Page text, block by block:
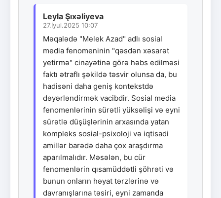
Leyla Şıxəliyeva
27.İyul.2025 10:07
Məqalədə "Melek Azad" adlı sosial
media fenomeninin "qəsdən xəsarət
yetirmə" cinayətinə görə həbs edilməsi
faktı ətraflı şəkildə təsvir olunsa da, bu
hadisəni daha geniş kontekstdə
dəyərləndirmək vacibdir. Sosial media
fenomenlərinin sürətli yüksəlişi və eyni
sürətlə düşüşlərinin arxasında yatan
kompleks sosial-psixoloji və iqtisadi
amillər barədə daha çox araşdırma
aparılmalıdır. Məsələn, bu cür
fenomenlərin qısamüddətli şöhrəti və
bunun onların həyat tərzlərinə və
davranışlarına təsiri, eyni zamanda